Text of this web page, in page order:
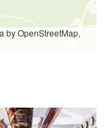
by OpenStreetMap,